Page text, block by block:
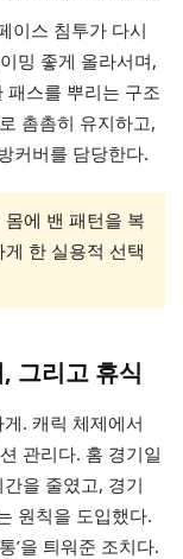
이스 침투가 다시
밍 좋게 올라서며,
패스를 뿌리는 구조
촘촘히 유지하고,
커버를 담당한다.
에 밴 패턴을 복
한 실용적 선택
그리고 휴식
. 캐릭 체제에서
관리다. 홈 경기일
을 줄였고, 경기
원칙을 도입했다.
’을 틔워준 조치다.